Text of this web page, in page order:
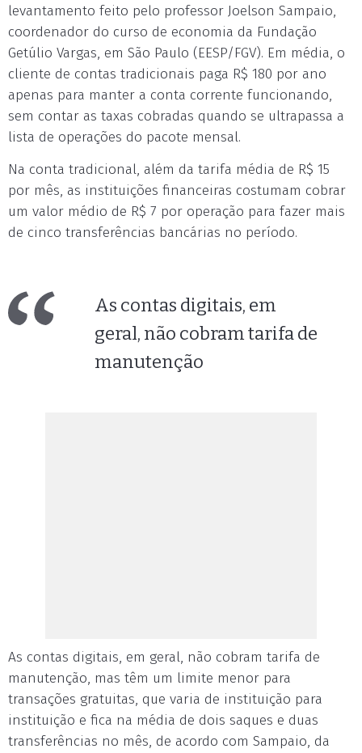
levantamento feito pelo professor Joelson Sampaio,
coordenador do curso de economia da Fundação
Getúlio Vargas, em São Paulo (EESP/FGV). Em média, o
cliente de contas tradicionais paga R$ 180 por ano
apenas para manter a conta corrente funcionando,
sem contar as taxas cobradas quando se ultrapassa a
lista de operações do pacote mensal.
Na conta tradicional, além da tarifa média de R$ 15
por mês, as instituições financeiras costumam cobrar
um valor médio de R$ 7 por operação para fazer mais
de cinco transferências bancárias no período.
As contas digitais, em
geral, não cobram tarifa de
manutenção
As contas digitais, em geral, não cobram tarifa de
manutenção, mas têm um limite menor para
transações gratuitas, que varia de instituição para
instituição e fica na média de dois saques e duas
transferências no mês, de acordo com Sampaio, da